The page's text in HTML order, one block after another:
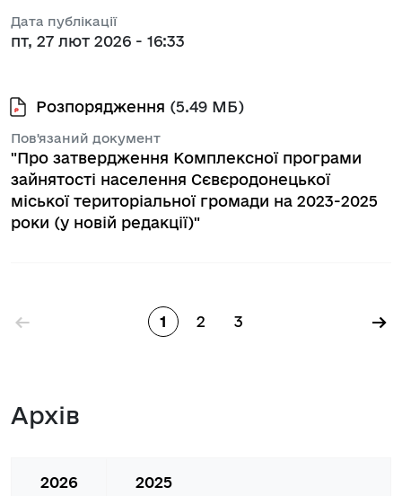
Дата публікації
пт, 27 лют 2026 - 16:33
Розпорядження (5.49 МБ)
Пов'язаний документ
"Про затвердження Комплексної програми
зайнятості населення Сєвєродонецької
міської територіальної громади на 2023-2025
роки (у новій редакції)"
Розбивка на сторінки
← Сторінка
1
Сторінка
2
Сторінка
3 →
Архів
2026 2025